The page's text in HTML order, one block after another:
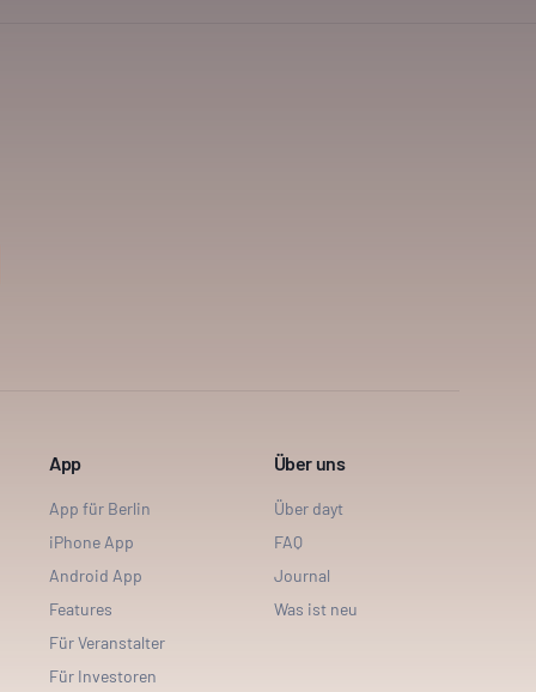
App
App für Berlin
iPhone App
Android App
Features
Für Veranstalter
Für Investoren
Über uns
Über dayt
FAQ
Journal
Was ist neu